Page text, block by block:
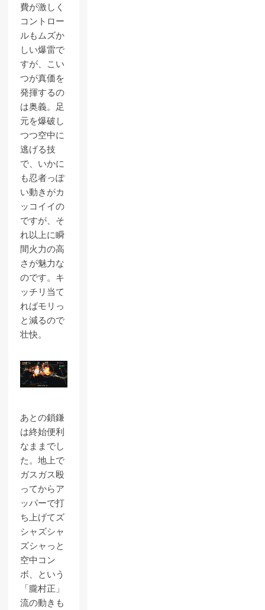
費が激しく
コントロー
ルもムズか
しい爆雷で
すが、こい
つが真価を
発揮するの
は奥義。足
元を爆破し
つつ空中に
逃げる技
で、いかに
も忍者っぽ
い動きがカ
ッコイイの
ですが、そ
れ以上に瞬
間火力の高
さが魅力な
のです。キ
ッチリ当て
ればモリっ
と減るので
壮快。
あとの鎖鎌
は終始便利
なままでし
た。地上で
ガスガス殴
ってからア
ッパーで打
ち上げてズ
シャズシャ
ズシャっと
空中コン
ボ、という
「朧村正」
流の動きも